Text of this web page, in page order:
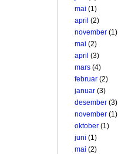
mai (1)
april (2)
november (1)
mai (2)
april (3)
mars (4)
februar (2)
januar (3)
desember (3)
november (1)
oktober (1)
juni (1)
mai (2)